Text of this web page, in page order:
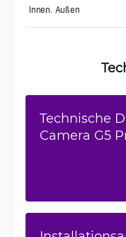
Innen. Außen
Technische
Camera G5